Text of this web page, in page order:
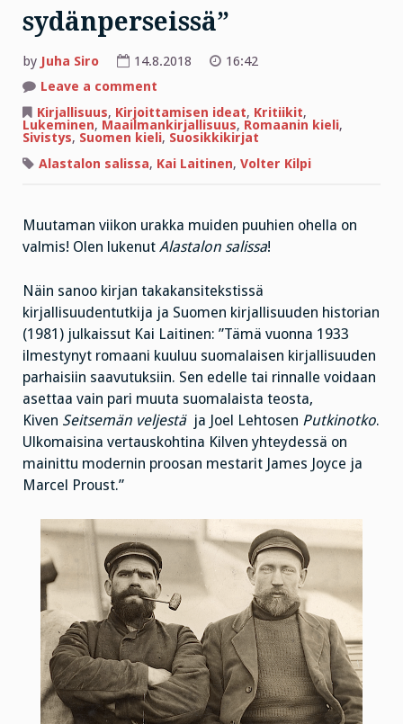
sydänperseissä”
by Juha Siro 14.8.2018
16:42
Leave a comment
loiron
latko
ja
lääkkeen
litko
Lahdeperän
Kirjallisuus, Kirjoittamisen ideat, Kritiikit,
Lukeminen, Maailmankirjallisuus, Romaanin kieli,
Sivistys, Suomen kieli, Suosikkikirjat
Alastalon salissa, Kai Laitinen, Volter Kilpi
Muutaman viikon urakka muiden puuhien ohella on
valmis! Olen lukenut Alastalon salissa!
Näin sanoo kirjan takakansitekstissä
kirjallisuudentutkija ja Suomen kirjallisuuden historian
(1981) julkaissut Kai Laitinen: ”Tämä vuonna 1933
ilmestynyt romaani kuuluu suomalaisen kirjallisuuden
parhaisiin saavutuksiin. Sen edelle tai rinnalle voidaan
asettaa vain pari muuta suomalaista teosta,
Kiven Seitsemän veljestä ja Joel Lehtosen Putkinotko.
Ulkomaisina vertauskohtina Kilven yhteydessä on
mainittu modernin proosan mestarit James Joyce ja
Marcel Proust.”